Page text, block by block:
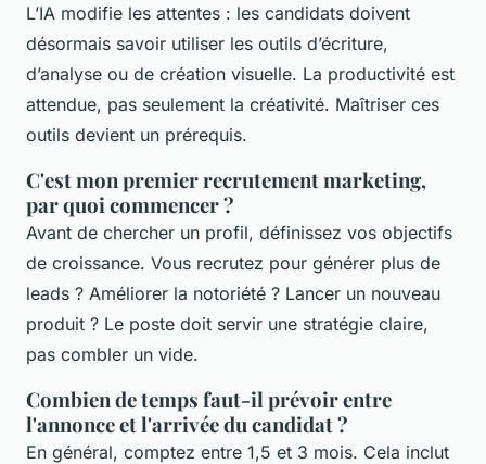
L’IA modifie les attentes : les candidats doivent
désormais savoir utiliser les outils d’écriture,
d’analyse ou de création visuelle. La productivité est
attendue, pas seulement la créativité. Maîtriser ces
outils devient un prérequis.
C'est mon premier recrutement marketing,
par quoi commencer ?
Avant de chercher un profil, définissez vos objectifs
de croissance. Vous recrutez pour générer plus de
leads ? Améliorer la notoriété ? Lancer un nouveau
produit ? Le poste doit servir une stratégie claire,
pas combler un vide.
Combien de temps faut-il prévoir entre
l'annonce et l'arrivée du candidat ?
En général, comptez entre 1,5 et 3 mois. Cela inclut